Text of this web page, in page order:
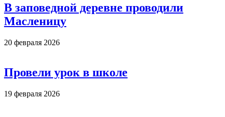
В заповедной деревне проводили
Масленицу
20 февраля 2026
Провели урок в школе
19 февраля 2026